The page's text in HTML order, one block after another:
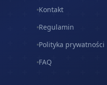
Kontakt
Regulamin
Polityka prywatności
FAQ